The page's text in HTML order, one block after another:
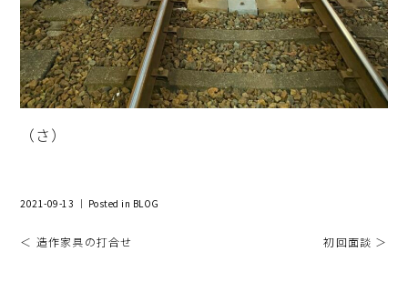
（さ）
2021-09-13 ｜ Posted in BLOG
＜ 造作家具の打合せ 初回面談 ＞